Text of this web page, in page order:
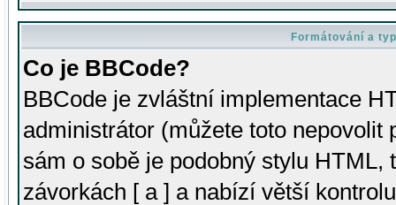
Formátování a
Co je BBCode?
BBCode je zvláštní implementace
administrátor (můžete toto
sám o sobě je podobný stylu HTML,
závorkách [ a ] a nabízí větší